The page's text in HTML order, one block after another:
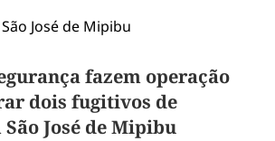
fazem operação
dois fugitivos de
José de Mipibu